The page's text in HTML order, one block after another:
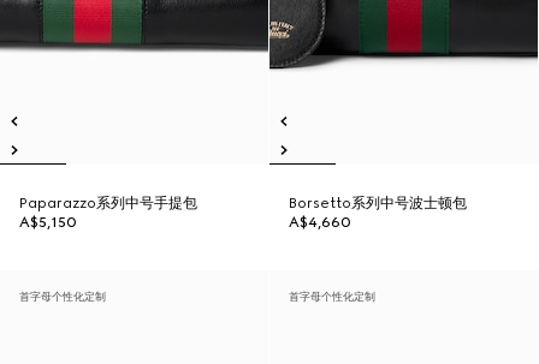
Paparazzo系列中号手提包
A$5,150
Borsetto系列中号波士顿包
A$4,660
首字母个性化定制 首字母个性化定制